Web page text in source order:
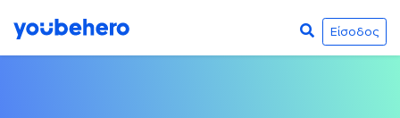
Είσοδος